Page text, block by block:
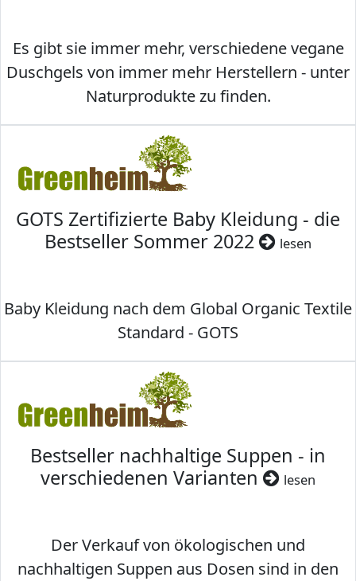
Es gibt sie immer mehr, verschiedene vegane
Duschgels von immer mehr Herstellern - unter
Naturprodukte zu finden.
GOTS Zertifizierte Baby Kleidung - die
Bestseller Sommer 2022
lesen
Baby Kleidung nach dem Global Organic Textile
Standard - GOTS
Bestseller nachhaltige Suppen - in
verschiedenen Varianten
lesen
Der Verkauf von ökologischen und
nachhaltigen Suppen aus Dosen sind in den